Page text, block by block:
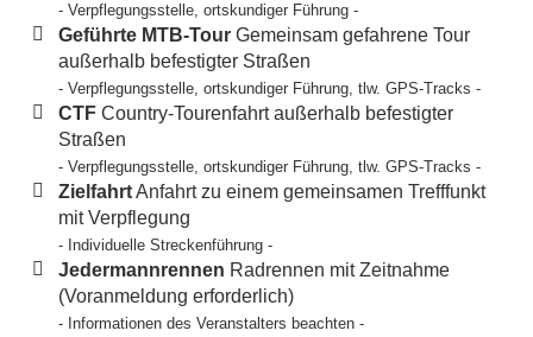
- Verpflegungsstelle, ortskundiger Führung -
Geführte MTB-Tour Gemeinsam gefahrene Tour
außerhalb befestigter Straßen
- Verpflegungsstelle, ortskundiger Führung, tlw. GPS-Tracks -
CTF Country-Tourenfahrt außerhalb befestigter
Straßen
- Verpflegungsstelle, ortskundiger Führung, tlw. GPS-Tracks -
ZielfahrtAnfahrt zu einem gemeinsamen Trefffunkt
mit Verpflegung
- Individuelle Streckenführung -
Jedermannrennen Radrennen mit Zeitnahme
(Voranmeldung erforderlich)
- Informationen des Veranstalters beachten -